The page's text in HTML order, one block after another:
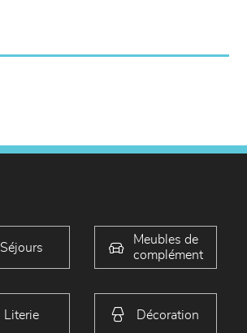
Séjours
Meubles de
complément
Literie Décoration